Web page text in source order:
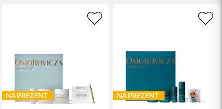
NA PREZENT NA PREZENT